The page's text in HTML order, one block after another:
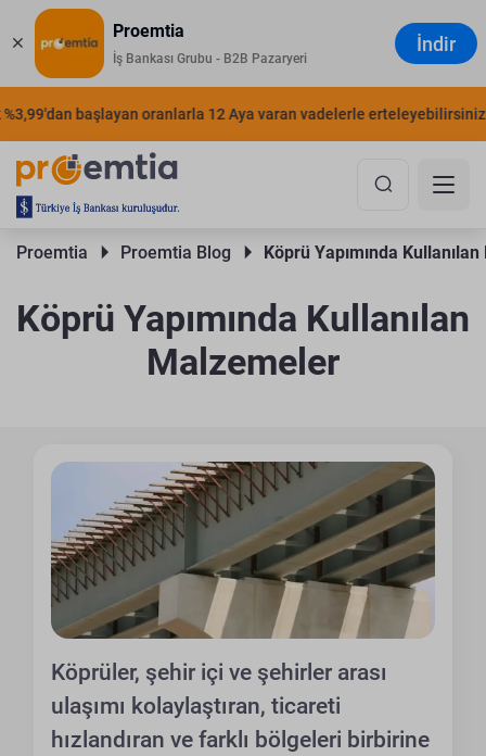
Proemtia
İş Bankası Grubu - B2B Pazaryeri
İndir
başlayan oranlarla 12 Aya varan vadelerle erteleyebilirsiniz.
Proemtia Proemtia Blog Köprü Yapımında
Köprü Yapımında Kullanılan
Malzemeler
Kalıp Sistemi Nedir? Köprü İnşaatında Hangi
Kalıp Türleri Kullanılır?
Köprüler, şehir içi ve şehirler arası
ulaşımı kolaylaştıran, ticareti
hızlandıran ve farklı bölgeleri birbirine